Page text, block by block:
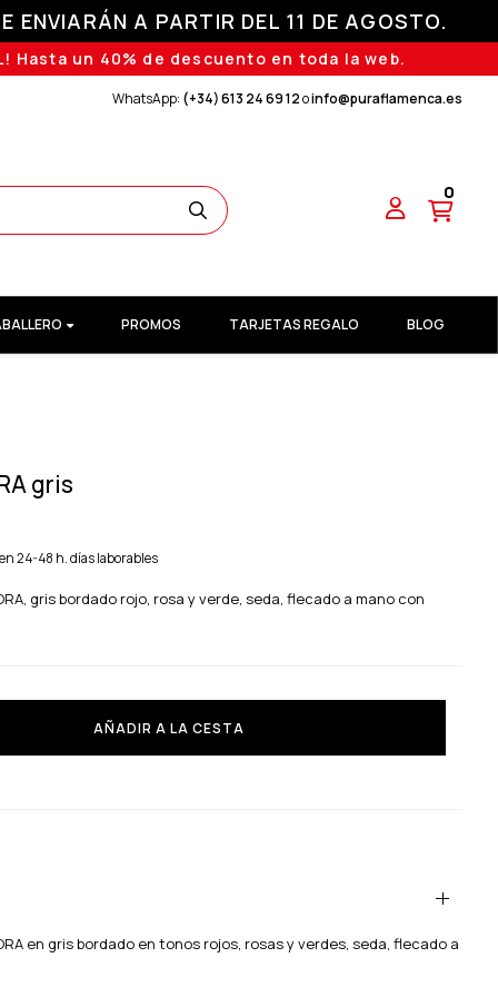
ENVIARÁN A PARTIR DEL 11 DE AGOSTO.
Hasta un 40% de descuento en toda la web.
WhatsApp: (+34) 613 24 69 12oinfo@puraflamenca.es
0
PROMOS TARJETAS REGALO BLOG
gris
24-48 h. días laborables
gris bordado rojo, rosa y verde, seda, flecado a mano con
AÑADIR A LA CESTA
en gris bordado en tonos rojos, rosas y verdes, seda, flecado a